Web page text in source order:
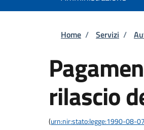
Briciole
Home / Servizi /
rilascio
(urn:nir:stato:legge:1990-08-